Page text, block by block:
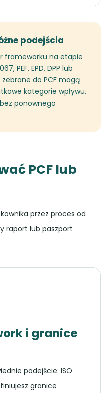
podejścia
frameworku na etapie
PEF, EPD, DPP lub
do PCF mogą
kategorie wpływu,
bez ponownego
PCF lub
przez proces od
raport lub paszport
i granice
podejście: ISO
granice